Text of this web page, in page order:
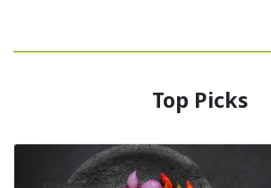
Top Picks